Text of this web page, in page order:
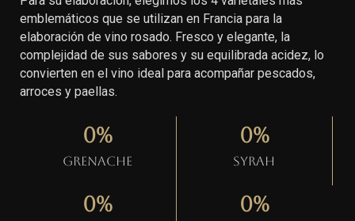
emblemáticos que se utilizan en Francia para la
elaboración de vino rosado. Fresco y elegante, la
complejidad de sus sabores y su equilibrada acidez, lo
convierten en el vino ideal para acompañar pescados,
arroces y paellas.
Grenache
0%
Syrah
0%
0% 0%